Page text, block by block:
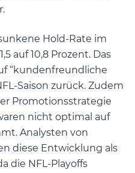
Hold-Rate im
auf 10,8 Prozent. Das
“kundenfreundliche
Saison zurück. Zudem
Promotionsstrategie
nicht optimal auf
Analysten von
diese Entwicklung als
die NFL-Playoffs